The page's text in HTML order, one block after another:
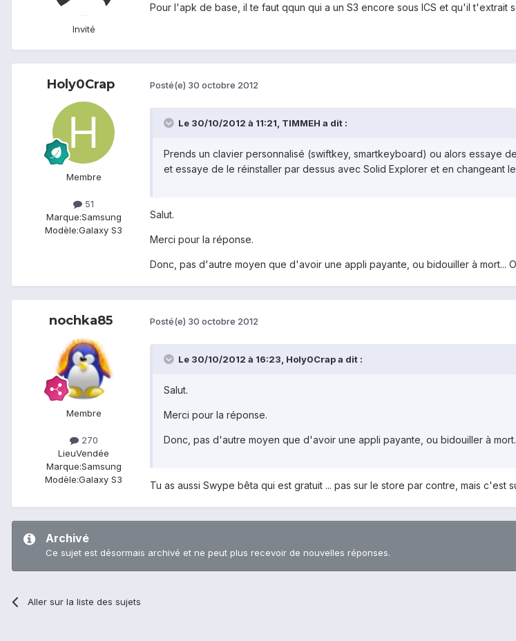
Invité
Pour l'apk de base, il te faut qqun qui a un S3 encore sous ICS et qu'il t'extrait
Holy0Crap
Membre
51
Marque:Samsung
Modèle:Galaxy S3
Posté(e) 30 octobre 2012
Le 30/10/2012 à 11:21, TIMMEH a dit :
Prends un clavier personnalisé (swiftkey, smartkeyboard) ou alors essaye
et essaye de le réinstaller par dessus avec Solid Explorer et en changeant
Salut.
Merci pour la réponse.
Donc, pas d'autre moyen que d'avoir une appli payante, ou bidouiller à mort...
nochka85
Membre
270
LieuVendée
Marque:Samsung
Modèle:Galaxy S3
Posté(e) 30 octobre 2012
Le 30/10/2012 à 16:23, Holy0Crap a dit :
Salut.
Merci pour la réponse.
Donc, pas d'autre moyen que d'avoir une appli payante, ou bidouiller à
Tu as aussi Swype bêta qui est gratuit ... pas sur le store par contre, mais c'est
Archivé
Ce sujet est désormais archivé et ne peut plus recevoir de nouvelles réponses.
Aller sur la liste des sujets